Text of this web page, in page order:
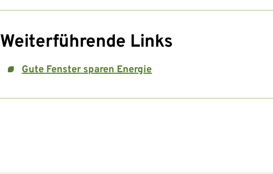
Weiterführende Links
Gute Fenster sparen Energie